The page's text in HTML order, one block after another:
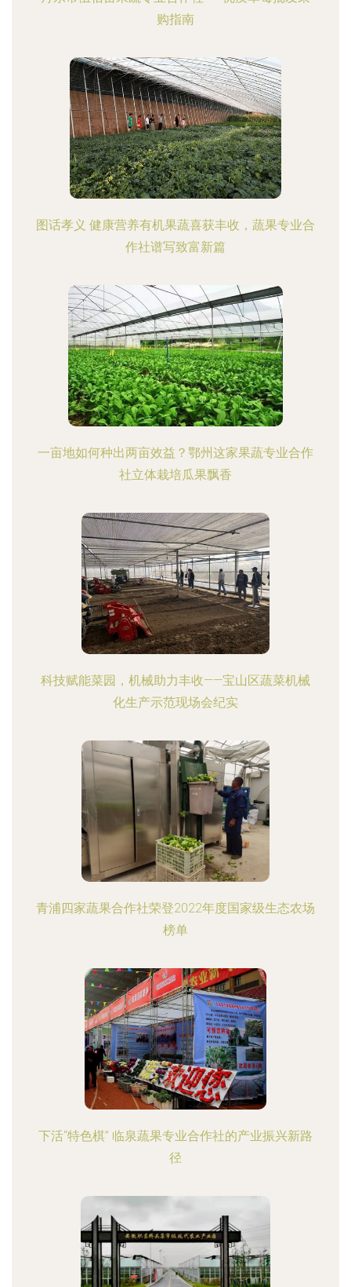
购指南
图话孝义 健康营养有机果蔬喜获丰收，蔬果专业合
作社谱写致富新篇
一亩地如何种出两亩效益？鄂州这家果蔬专业合作
社立体栽培瓜果飘香
科技赋能菜园，机械助力丰收——宝山区蔬菜机械
化生产示范现场会纪实
青浦四家蔬果合作社荣登2022年度国家级生态农场
榜单
下活“特色棋” 临泉蔬果专业合作社的产业振兴新路
径